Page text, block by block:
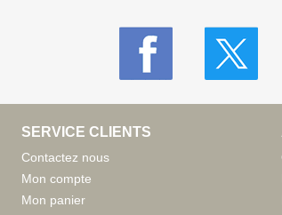
SERVICE CLIENTS
Contactez nous
Mon compte
Mon panier